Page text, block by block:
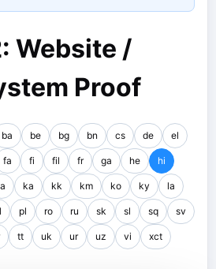
Website /
Proof
ba be bg bn cs de el
fa fi fil fr ga he hi
ka kk km ko ky la
pl ro ru sk sl sq sv
tt uk ur uz vi xct